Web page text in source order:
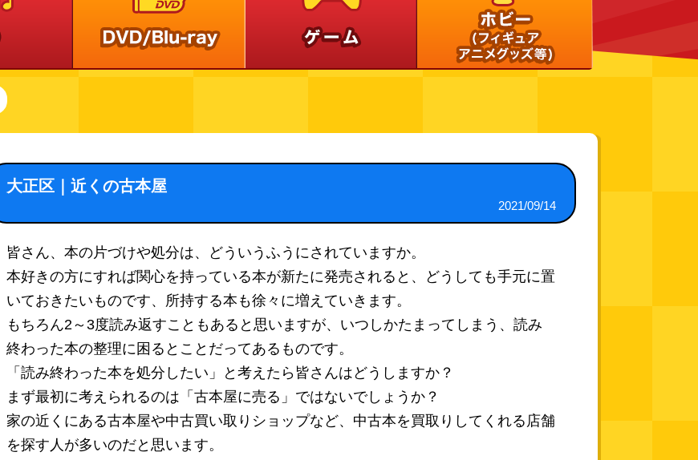
大正区｜近くの古本屋
2021/09/14
皆さん、本の片づけや処分は、どういうふうにされていますか。
本好きの方にすれば関心を持っている本が新たに発売されると、どうしても手元に置
いておきたいものです、所持する本も徐々に増えていきます。
もちろん2～3度読み返すこともあると思いますが、いつしかたまってしまう、読み
終わった本の整理に困るとことだってあるものです。
「読み終わった本を処分したい」と考えたら皆さんはどうしますか？
まず最初に考えられるのは「古本屋に売る」ではないでしょうか？
家の近くにある古本屋や中古買い取りショップなど、中古本を買取りしてくれる店舗
を探す人が多いのだと思います。